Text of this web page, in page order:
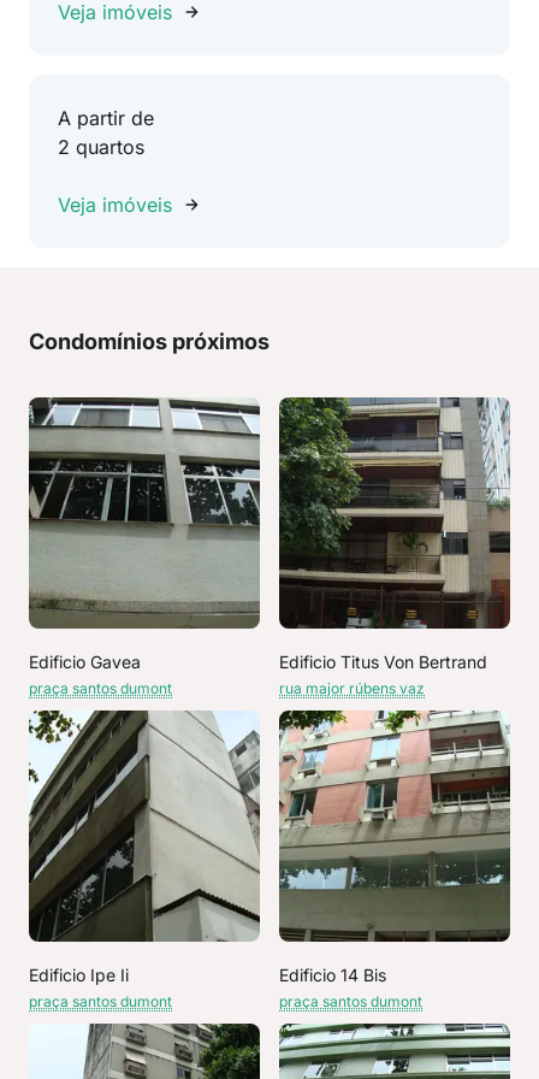
Veja imóveis
A partir de
2 quartos
Veja imóveis
Condomínios próximos
Edificio Gavea
praça santos dumont
Edificio Titus Von Bertrand
rua major rúbens vaz
Edificio Ipe Ii
praça santos dumont
Edificio 14 Bis
praça santos dumont